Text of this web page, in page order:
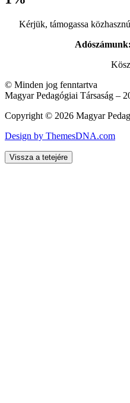
Kérjük, támogassa
Adószámunk:
© Minden jog fenntartva
Magyar Pedagógiai Társaság –
Copyright © 2026 Magyar
Design by ThemesDNA.com
Vissza a tetejére